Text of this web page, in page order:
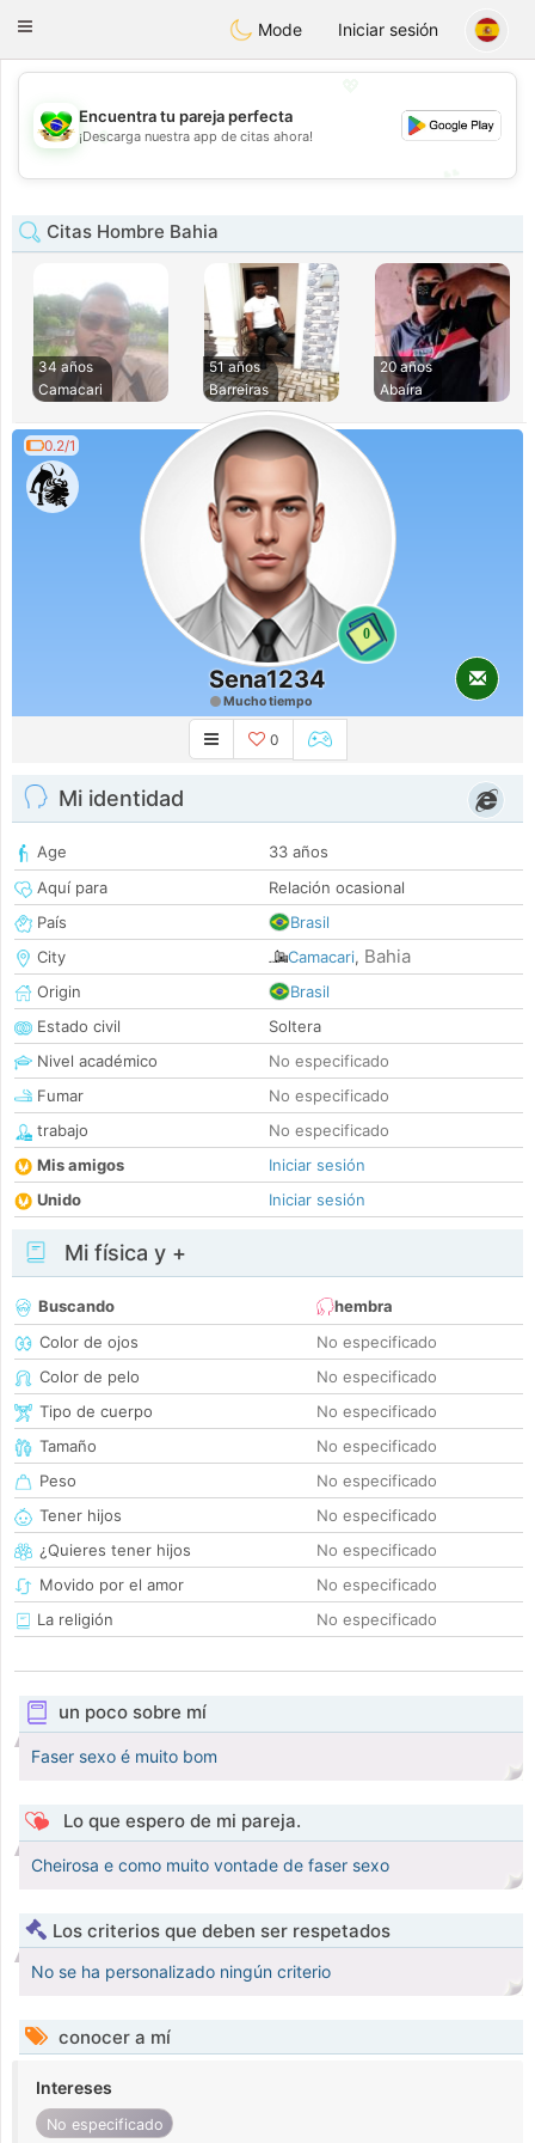
BrasilConversar
Toggle
Mode Iniciar sesión
💖
💕
Encuentra tu pareja perfecta
¡Descarga nuestra app de citas ahora!
Citas Hombre Bahia
34 años
Camacari
51 años
Barreiras
20 años
Abaíra
0.2/1
0
Sena1234
Mucho tiempo
0
Mi identidad
Age
33 años
Aquí para
Relación ocasional
País
Brasil
City
Camacari, Bahia
Origin
Brasil
Estado civil
Soltera
Nivel académico
No especificado
Fumar
No especificado
trabajo
No especificado
Mis amigos
Iniciar sesión
Unido
Iniciar sesión
Mi física y +
Buscando
hembra
Color de ojos
No especificado
Color de pelo
No especificado
Tipo de cuerpo
No especificado
Tamaño
No especificado
Peso
No especificado
Tener hijos
No especificado
¿Quieres tener hijos
No especificado
Movido por el amor
No especificado
La religión
No especificado
un poco sobre mí
Faser sexo é muito bom
Lo que espero de mi pareja.
Cheirosa e como muito vontade de faser sexo
Los criterios que deben ser respetados
No se ha personalizado ningún criterio
conocer a mí
Intereses
No especificado